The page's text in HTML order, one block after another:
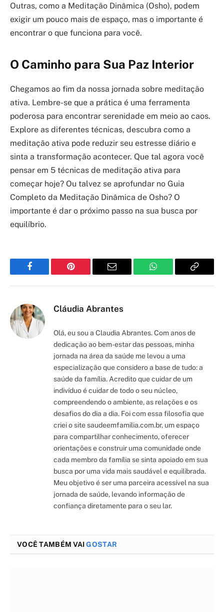
Outras, como a Meditação Dinâmica (Osho), podem
exigir um pouco mais de espaço, mas o importante é
encontrar o que funciona para você.
O Caminho para Sua Paz Interior
Chegamos ao fim da nossa jornada sobre meditação
ativa. Lembre-se que a prática é uma ferramenta
poderosa para encontrar serenidade em meio ao caos.
Explore as diferentes técnicas, descubra como a
meditação ativa pode reduzir seu estresse diário e
sinta a transformação acontecer. Que tal agora você
pensar em 5 técnicas de meditação ativa para
começar hoje? Ou talvez se aprofundar no Guia
Completo da Meditação Dinâmica de Osho? O
importante é dar o próximo passo na sua busca por
equilíbrio.
Facebook Pinterest Email WhatsApp Copy
Cláudia Abrantes
Olá, eu sou a Claudia Abrantes. Com anos de
dedicação ao bem-estar das pessoas, minha
jornada na área da saúde me levou a uma
especialização que considero a base de tudo: a
saúde da família. Acredito que cuidar de um
indivíduo é cuidar de todo o seu núcleo,
compreendendo o ambiente, as relações e os
desafios do dia a dia. Foi com essa filosofia que
criei o site saudeemfamilia.com.br, um espaço
para compartilhar conhecimento, oferecer
orientações e construir uma comunidade onde
cada membro da família se sinta apoiado em sua
busca por uma vida mais saudável e equilibrada.
Meu objetivo é ser uma parceira acessível na sua
jornada de saúde, levando informação de
confiança diretamente para o seu lar.
VOCÊ TAMBÉM VAIGOSTAR